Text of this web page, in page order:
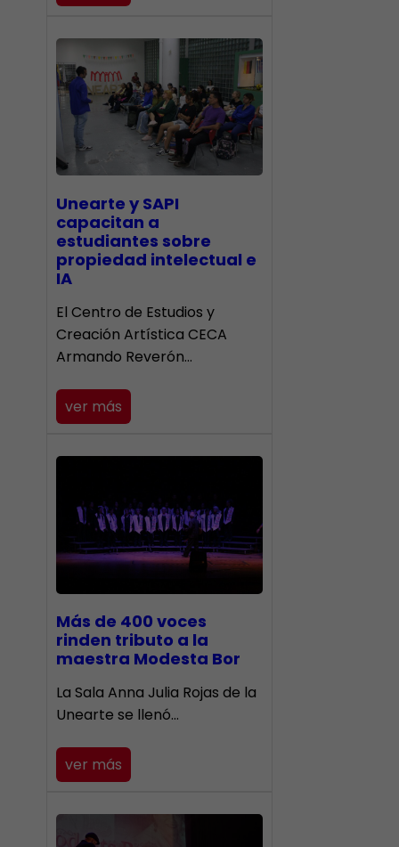
Unearte y SAPI
capacitan a
estudiantes sobre
propiedad intelectual e
IA
El Centro de Estudios y
Creación Artística CECA
Armando Reverón…
ver más
Más de 400 voces
rinden tributo a la
maestra Modesta Bor
​La Sala Anna Julia Rojas de la
Unearte se llenó…
ver más